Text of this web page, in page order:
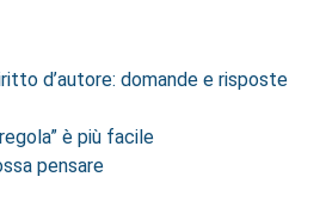
d’autore: domande e risposte
è più facile
pensare